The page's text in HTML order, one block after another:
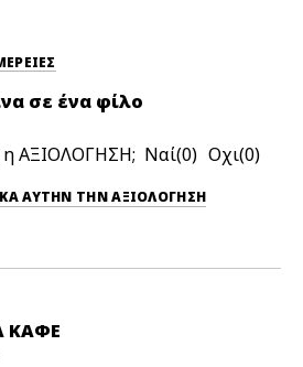
σε ένα φίλο
ΑΞΙΟΛΟΓΗΣΗ; 0 0
ΕΠΙΣΗΜΆΝΕΤΕ ΑΡΝΗΤΙΚΆ ΑΥΤΉΝ ΤΗΝ ΑΞΙΟΛΟΓΗΣΗ
ΚΑΦΈ